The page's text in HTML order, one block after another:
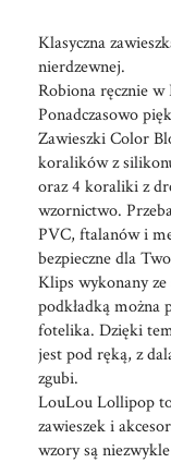
Klasyczna
nierdzewnej.
Robiona ręcznie w
Ponadczasowo
Zawieszki Color
koralików z
oraz 4 koraliki z
wzornictwo.
PVC, ftalanów i
bezpieczne dla
Klips wykonany
podkładką można
fotelika. Dzięki
jest pod ręką, z
zgubi.
LouLou Lollipop
zawieszek i
wzory są